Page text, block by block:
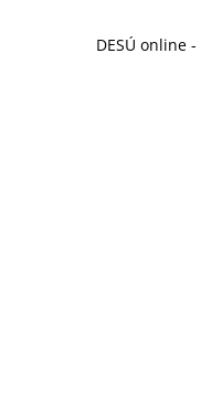
DESÚ online